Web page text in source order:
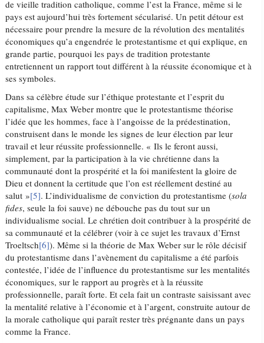
de vieille tradition catholique, comme l’est la France, même si le
pays est aujourd’hui très fortement sécularisé. Un petit détour est
nécessaire pour prendre la mesure de la révolution des mentalités
économiques qu’a engendrée le protestantisme et qui explique, en
grande partie, pourquoi les pays de tradition protestante
entretiennent un rapport tout différent à la réussite économique et à
ses symboles.
Dans sa célèbre étude sur l’éthique protestante et l’esprit du
capitalisme, Max Weber montre que le protestantisme théorise
l’idée que les hommes, face à l’angoisse de la prédestination,
construisent dans le monde les signes de leur élection par leur
travail et leur réussite professionnelle. « Ils le feront aussi,
simplement, par la participation à la vie chrétienne dans la
communauté dont la prospérité et la foi manifestent la gloire de
Dieu et donnent la certitude que l’on est réellement destiné au
salut »[5]. L’individualisme de conviction du protestantisme (sola
fides, seule la foi sauve) ne débouche pas du tout sur un
individualisme social. Le chrétien doit contribuer à la prospérité de
sa communauté et la célébrer (voir à ce sujet les travaux d’Ernst
Troeltsch[6]). Même si la théorie de Max Weber sur le rôle décisif
du protestantisme dans l’avènement du capitalisme a été parfois
contestée, l’idée de l’influence du protestantisme sur les mentalités
économiques, sur le rapport au progrès et à la réussite
professionnelle, paraît forte. Et cela fait un contraste saisissant avec
la mentalité relative à l’économie et à l’argent, construite autour de
la morale catholique qui paraît rester très prégnante dans un pays
comme la France.